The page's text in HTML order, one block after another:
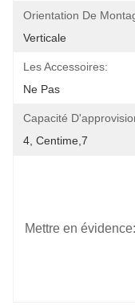
Orientation De
Verticale
Les Accessoires:
Ne Pas
Capacité
4, Centime,7
Mettre en évidence: